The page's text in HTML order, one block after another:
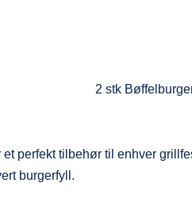
2 stk
perfekt tilbehør til enhver
burgerfyll.